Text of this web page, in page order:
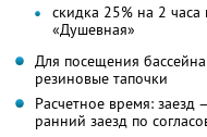
скидка 25% на 2
«Душевная»
Для посещения
резиновые тапочки
Расчетное время:
ранний заезд по